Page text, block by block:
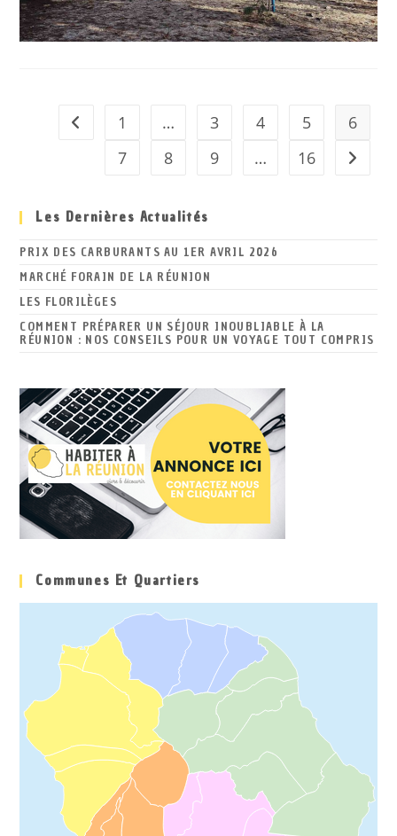
Go to the previous page
1 … 3 4 5
6
7
8 9 … 16 Aller à
Les Dernières Actualités
PRIX DES CARBURANTS AU 1ER AVRIL 2026
MARCHÉ FORAIN DE LA RÉUNION
LES FLORILÈGES
COMMENT PRÉPARER UN SÉJOUR INOUBLIABLE À LA
RÉUNION : NOS CONSEILS POUR UN VOYAGE TOUT COMPRIS
Communes Et Quartiers